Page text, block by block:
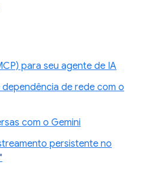
para seu agente de IA
de rede com o
com o Gemini
persistente no